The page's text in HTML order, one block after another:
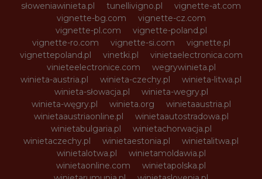
słoweniawinieta.pl
tunellivigno.pl
vignette-at.com
vignette-bg.com
vignette-cz.com
vignette-pl.com
vignette-poland.pl
vignette-ro.com
vignette-si.com
vignette.pl
vignettepoland.pl
vinetki.pl
vinietaelectronica.com
vinieteelectronice.com
wegrywinieta.pl
winieta-austria.pl
winieta-czechy.pl
winieta-litwa.pl
winieta-słowacja.pl
winieta-wegry.pl
winieta-węgry.pl
winieta.org
winietaaustria.pl
winietaaustriaonline.pl
winietaautostradowa.pl
winietabulgaria.pl
winietachorwacja.pl
winietaczechy.pl
winietaestonia.pl
winietalitwa.pl
winietalotwa.pl
winietamoldawia.pl
winietaonline.com
winietapolska.pl